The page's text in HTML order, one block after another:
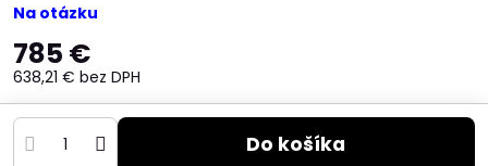
Na otázku
785 €
638,21 € bez DPH
Do košíka